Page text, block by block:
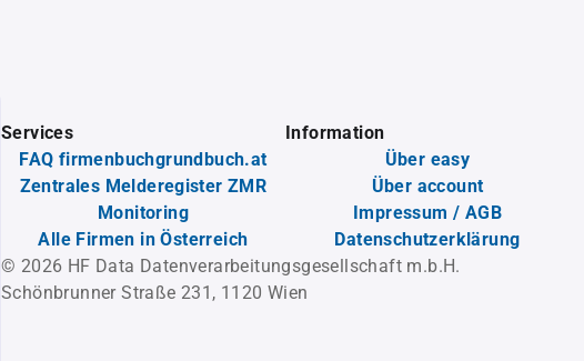
Services
FAQ firmenbuchgrundbuch.at
Zentrales Melderegister ZMR
Monitoring
Alle Firmen in Österreich
Information
Über easy
Über account
Impressum / AGB
Datenschutzerklärung
© 2026 HF Data Datenverarbeitungsgesellschaft m.b.H.
Schönbrunner Straße 231, 1120 Wien